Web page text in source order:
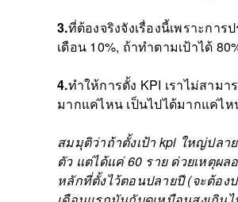
3.ที่ต้องจริงจังเรื่องนี้เพราะกา
เดือน 10%, ถ้าทำตามเป้าได้
4.ทำให้การตั้ง KPI เราไม่สาม
มากแค่ไหน เป็นไปได้มากแค่ไห
สมมุติว่าถ้าตั้งเป้า kpi ใหญ่ปลา
ตัว แต่ได้แค่ 60 ราย ด่วยเหตุผ
หลักที่ตั้งไว้ตอนปลายปี (จะต้อง